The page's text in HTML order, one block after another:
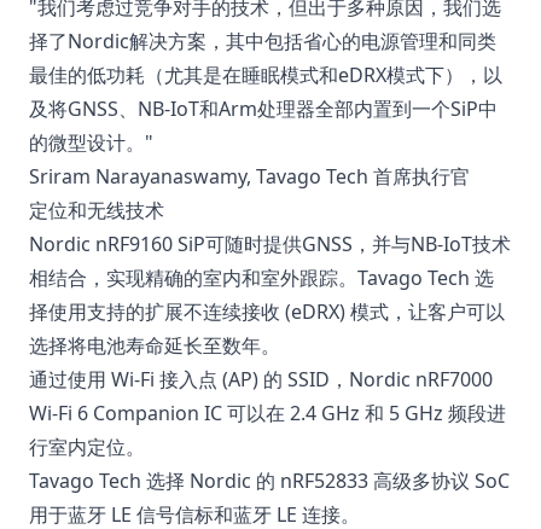
"我们考虑过竞争对手的技术，但出于多种原因，我们选
择了Nordic解决方案，其中包括省心的电源管理和同类
最佳的低功耗（尤其是在睡眠模式和eDRX模式下），以
及将GNSS、NB-IoT和Arm处理器全部内置到一个SiP中
的微型设计。"
Sriram Narayanaswamy, Tavago Tech 首席执行官
定位和无线技术
Nordic nRF9160 SiP可随时提供GNSS，并与NB-IoT技术
相结合，实现精确的室内和室外跟踪。Tavago Tech 选
择使用支持的扩展不连续接收 (eDRX) 模式，让客户可以
选择将电池寿命延长至数年。
通过使用 Wi-Fi 接入点 (AP) 的 SSID，Nordic nRF7000
Wi-Fi 6 Companion IC 可以在 2.4 GHz 和 5 GHz 频段进
行室内定位。
Tavago Tech 选择 Nordic 的 nRF52833 高级多协议 SoC
用于蓝牙 LE 信号信标和蓝牙 LE 连接。